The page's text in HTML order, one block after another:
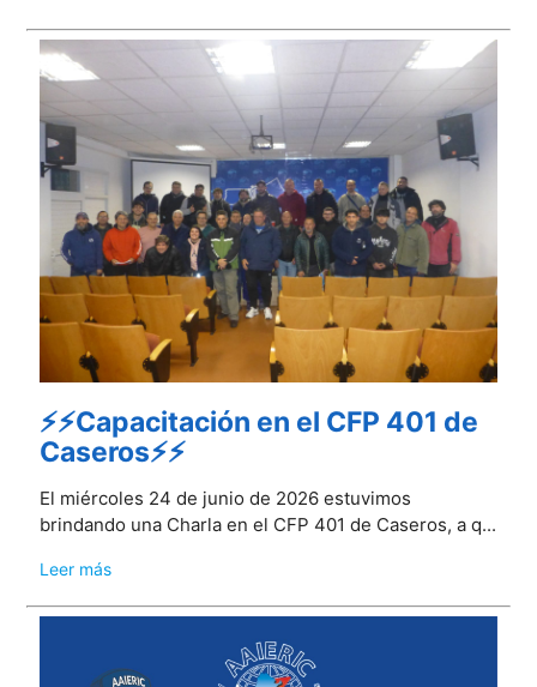
⚡⚡Capacitación en el CFP 401 de
Caseros⚡⚡
El miércoles 24 de junio de 2026 estuvimos
brindando una Charla en el CFP 401 de Caseros, a q...
Leer más